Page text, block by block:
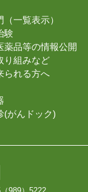
一覧表示）
験
薬品等の情報公開
り組みなど
られる方へ
(がんドック)